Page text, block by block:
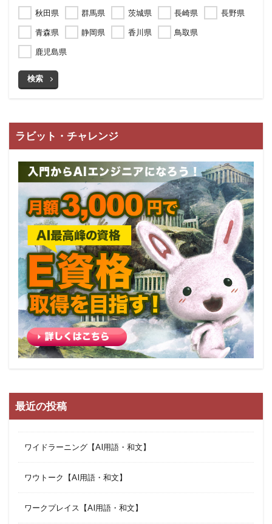
秋田県 群馬県 茨城県 長崎県
長野県
青森県
静岡県 香川県
鳥取県
鹿児島県
検索
ラビット・チャレンジ
最近の投稿
ワイドラーニング【AI用語・和文】
ワウトーク【AI用語・和文】
ワークプレイス【AI用語・和文】